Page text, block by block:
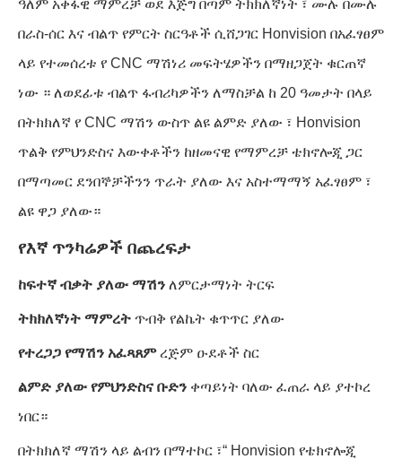
ዓለም አቀፋዊ ማምረቻ ወደ እጅግ በጣም ትክክለኛነት ፣ ሙሉ በሙሉ
በራስ-ሰር እና ብልጥ የምርት ስርዓቶች ሲሸጋገር Honvision በአፈፃፀም
ላይ የተመሰረቱ የ CNC ማሽነሪ መፍትሄዎችን በማዘጋጀት ቁርጠኛ
ነው ። ለወደፊቱ ብልጥ ፋብሪካዎችን ለማስቻል ከ 20 ዓመታት በላይ
በትክክለኛ የ CNC ማሽን ውስጥ ልዩ ልምድ ያለው ፣ Honvision
ጥልቅ የምህንድስና እውቀቶችን ከዘመናዊ የማምረቻ ቴክኖሎጂ ጋር
በማጣመር ደንበኞቻችንን ጥራት ያለው እና አስተማማኝ አፈፃፀም ፣
ልዩ ዋጋ ያለው።
የእኛ ጥንካሬዎች በጨረፍታ
ከፍተኛ ብቃት ያለው ማሽን ለምርታማነት ትርፍ
ትክክለኛነት ማምረት ጥብቅ የልኬት ቁጥጥር ያለው
የተረጋጋ የማሽን አፈጻጸምረጅም ዑደቶች ስር
ልምድ ያለው የምህንድስና ቡድን ቀጣይነት ባለው ፈጠራ ላይ ያተኮረ
ነበር።
በትክክለኛ ማሽን ላይ ልብን በማተኮር ፣“ Honvision የቴክኖሎጂ